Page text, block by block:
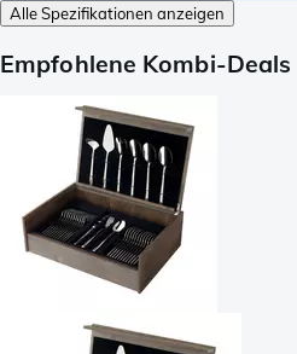
Alle Spezifikationen anzeigen
Empfohlene Kombi-Deals